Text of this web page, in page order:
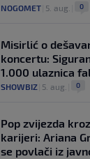
NOGOMET 5. aug. 0
Misirlić o
koncertu:
1.000 ulaznica
SHOWBIZ 5. aug. 0
Pop zvijezda
karijeri: Ariana
se povlači iz